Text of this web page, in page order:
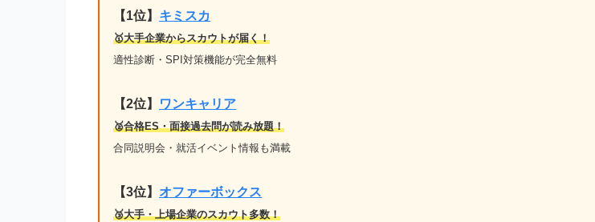
【1位】 キミスカ
🥇大手企業からスカウトが届く！
適性診断・SPI対策機能が完全無料
【2位】 ワンキャリア
🥈合格ES・面接過去問が読み放題！
合同説明会・就活イベント情報も満載
【3位】 オファーボックス
🥉大手・上場企業のスカウト多数！